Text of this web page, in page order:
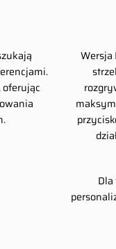
oferując
Wersja